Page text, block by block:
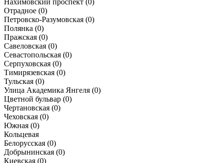
Отрадное (0)
Петровско-Разумовская (0)
Полянка (0)
Пражская (0)
Савеловская (0)
Севастопольская (0)
Серпуховская (0)
Тимирязевская (0)
Тульская (0)
Улица Академика Янгеля (0)
Цветной бульвар (0)
Чертановская (0)
Чеховская (0)
Южная (0)
Кольцевая
Белорусская (0)
Добрынинская (0)
Киевская (0)